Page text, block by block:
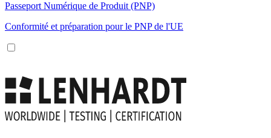
Passeport Numérique de Produit (PNP)
Conformité et préparation pour le PNP de l'UE